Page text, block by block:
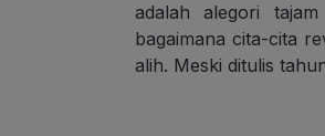
adalah alegori
bagaimana cita-cita
alih. Meski ditulis